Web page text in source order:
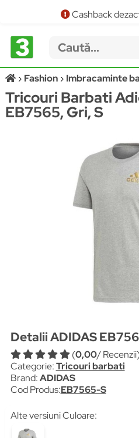
Cashback
Fashion Imbracaminte
Tricouri Barbati
EB7565, Gri, S
Detalii ADIDAS
(0,00/
Categorie:Tricouri barbati
Brand:ADIDAS
Cod Produs:EB7565-S
Alte versiuni Culoare: